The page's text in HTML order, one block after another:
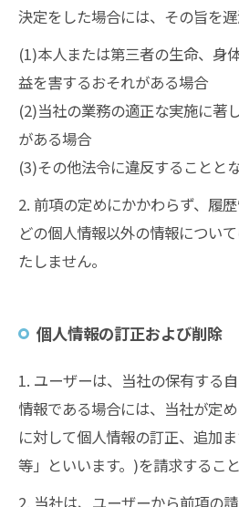
決定をした場合には、その旨を遅
(1)本人または第三者の生命、身
益を害するおそれがある場合
(2)当社の業務の適正な実施に著
がある場合
(3)その他法令に違反することと
2. 前項の定めにかかわらず、履
どの個人情報以外の情報につい
たしません。
個人情報の訂正および削除
1. ユーザーは、当社の保有する
情報である場合には、当社が定
に対して個人情報の訂正、追加
等」といいます。)を請求すること
2. 当社は、ユーザーから前項の